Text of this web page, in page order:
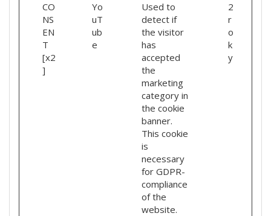
CO
NS
EN
T
[x2
]
Yo
uT
ub
e
Used to
detect if
the visitor
has
accepted
the
marketing
category in
the cookie
banner.
This cookie
is
necessary
for GDPR-
compliance
of the
website.
2
r
o
k
y